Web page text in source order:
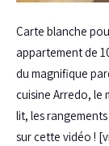
Carte blanche
appartement de
du magnifique
cuisine Arredo, le
lit, les
sur cette vidéo !